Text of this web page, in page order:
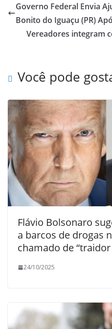
Governo Federal Envia
Bonito do Iguaçu (PR)
Vereadores integram
Você pode
Flávio Bolsonaro
a barcos de drogas
chamado de
24/10/2025